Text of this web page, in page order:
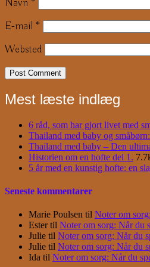
Navn *
E-mail *
Websted
Mest læste indlæg
6 råd, som har gjort livet med
Thailand med baby og
Thailand med baby – Den
Historien om en hofte del 1.
5 år med en kunstig hofte: en
Seneste kommentarer
Marie Poulsen til Noter om
Estertil Noter om sorg: Når du
Julie til Noter om sorg: Når du
Julie til Noter om sorg: Når du
Ida til Noter om sorg: Når du